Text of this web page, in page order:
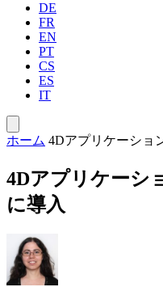
DE
FR
EN
PT
CS
ES
IT
ホーム 4Dアプリケーショ
4Dアプリケーシ
に導入